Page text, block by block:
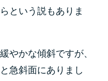
という説もありま
やかな傾斜ですが、
急斜面にありまし